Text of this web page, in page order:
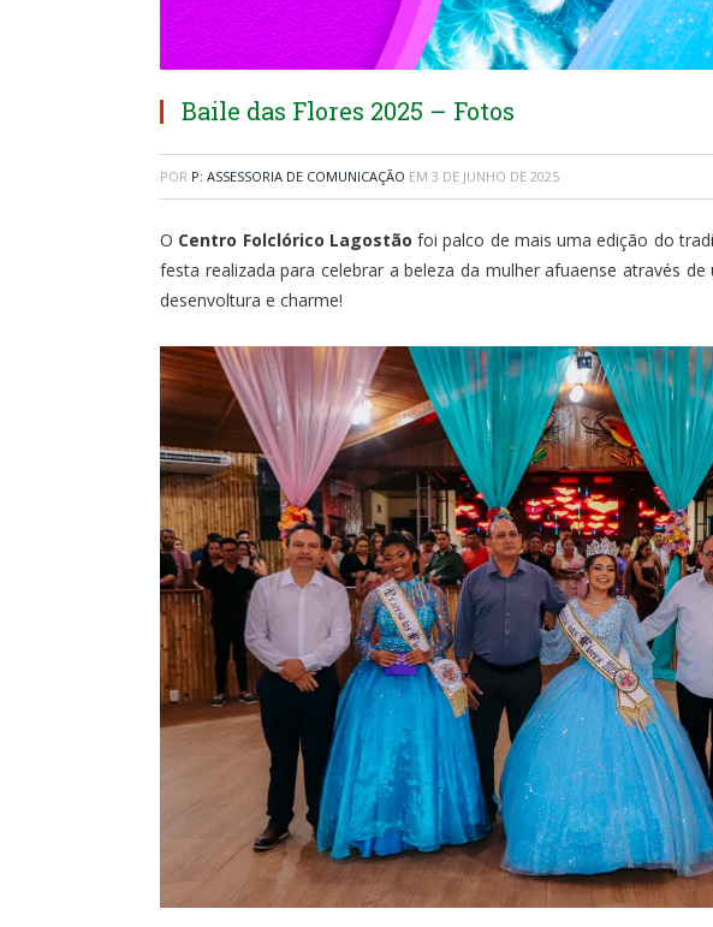
Baile das Flores 2025 – Fotos
POR P: ASSESSORIA DE COMUNICAÇÃO EM 3 DE JUNHO DE 2025
O Centro Folclórico Lagostão foi palco de mais uma edição do
festa realizada para celebrar a beleza da mulher afuaense através
desenvoltura e charme!